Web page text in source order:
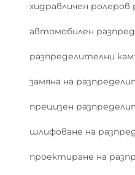
хидравличен
автомобилен
разпределителни
замяна на
прецизен
шлифоване на
проектиране на